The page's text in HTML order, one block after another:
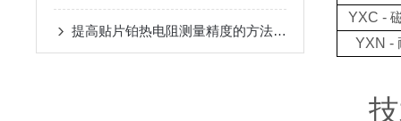
提高贴片铂热电阻测量精度的方法介绍
YXC -
YXN -
技